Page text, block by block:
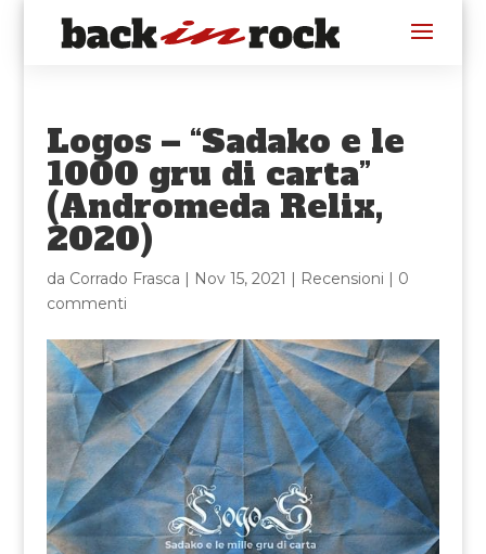
Logos – “Sadako e le
1000 gru di carta”
(Andromeda Relix,
2020)
da Corrado Frasca | Nov 15, 2021 | Recensioni | 0
commenti